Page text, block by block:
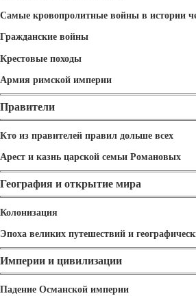
Самые кровопролитные войны в истории
Гражданские войны
Крестовые походы
Армия римской империи
Правители
Кто из правителей правил дольше всех
Арест и казнь царской семьи Романовых
География и открытие мира
Колонизация
Эпоха великих путешествий и
Империи и цивилизации
Падение Османской империи